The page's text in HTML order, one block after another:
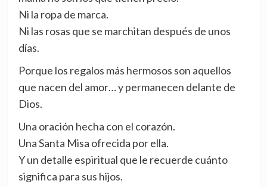
Ni la ropa de marca.
Ni las rosas que se marchitan después de unos
días.
Porque los regalos más hermosos son aquellos
que nacen del amor… y permanecen delante de
Dios.
Una oración hecha con el corazón.
Una Santa Misa ofrecida por ella.
Y un detalle espiritual que le recuerde cuánto
significa para sus hijos.